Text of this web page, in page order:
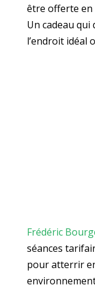
être offerte en
Un cadeau qui
l’endroit idéal
Frédéric
séances
pour atterrir